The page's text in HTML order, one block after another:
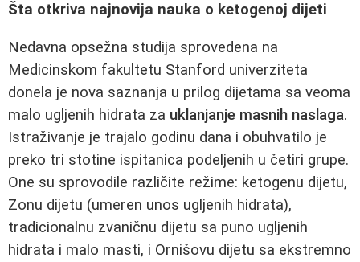
Šta otkriva najnovija nauka o ketogenoj dijeti
Nedavna opsežna studija sprovedena na
Medicinskom fakultetu Stanford univerziteta
donela je nova saznanja u prilog dijetama sa veoma
malo ugljenih hidrata za uklanjanje masnih naslaga.
Istraživanje je trajalo godinu dana i obuhvatilo je
preko tri stotine ispitanica podeljenih u četiri grupe.
One su sprovodile različite režime: ketogenu dijetu,
Zonu dijetu (umeren unos ugljenih hidrata),
tradicionalnu zvaničnu dijetu sa puno ugljenih
hidrata i malo masti, i Ornišovu dijetu sa ekstremno